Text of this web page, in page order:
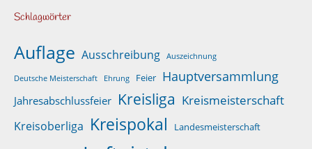
Schlagwörter
Auflage Ausschreibung Auszeichnung
Deutsche Meisterschaft Ehrung Feier Hauptversammlung
Jahresabschlussfeier Kreisliga Kreismeisterschaft
Kreisoberliga Kreispokal Landesmeisterschaft